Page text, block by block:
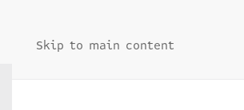
Skip to main content